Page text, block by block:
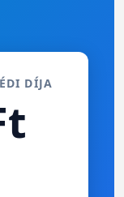
DÍJA